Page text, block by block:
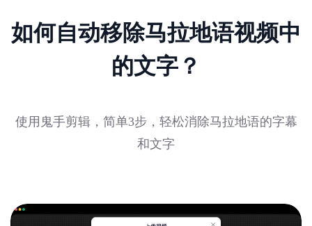
如何自动移除马拉地语视频中
的文字？
使用鬼手剪辑，简单3步，轻松消除马拉地语的字幕
和文字